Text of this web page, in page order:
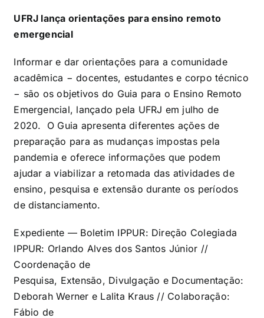
UFRJ lança orientações para ensino remoto
emergencial
Informar e dar orientações para a comunidade
acadêmica − docentes, estudantes e corpo técnico
− são os objetivos do Guia para o Ensino Remoto
Emergencial, lançado pela UFRJ em julho de
2020. O Guia apresenta diferentes ações de
preparação para as mudanças impostas pela
pandemia e oferece informações que podem
ajudar a viabilizar a retomada das atividades de
ensino, pesquisa e extensão durante os períodos
de distanciamento.
Expediente — Boletim IPPUR: Direção Colegiada
IPPUR: Orlando Alves dos Santos Júnior //
Coordenação de
Pesquisa, Extensão, Divulgação e Documentação:
Deborah Werner e Lalita Kraus // Colaboração:
Fábio de